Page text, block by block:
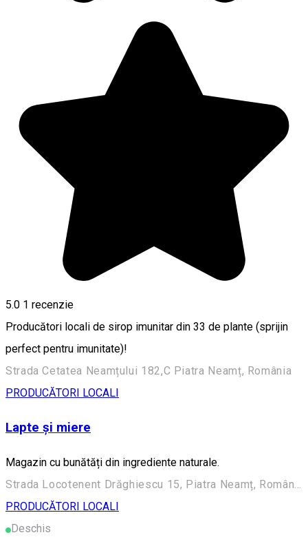
5.0 1 recenzie
Producători locali de sirop imunitar din 33 de plante (sprijin
perfect pentru imunitate)!
Strada Cetatea Neamțului 182,C Piatra Neamț, România
PRODUCĂTORI LOCALI
Lapte și miere
Magazin cu bunătăți din ingrediente naturale.
Strada Locotenent Drăghiescu 15, Piatra Neamț, România
PRODUCĂTORI LOCALI
Deschis